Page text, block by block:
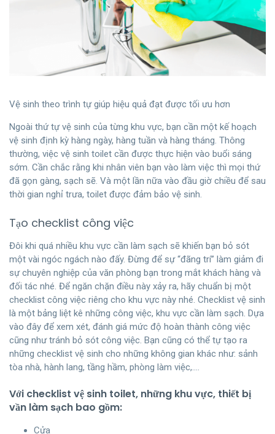
Vệ sinh theo trình tự giúp hiệu quả đạt được tối ưu hơn
Ngoài thứ tự vệ sinh của từng khu vực, bạn cần một kế hoạch
vệ sinh định kỳ hàng ngày, hàng tuần và hàng tháng. Thông
thường, việc vệ sinh toilet cần được thực hiện vào buổi sáng
sớm. Cần chắc rằng khi nhân viên bạn vào làm việc thì mọi thứ
đã gọn gàng, sạch sẽ. Và một lần nữa vào đầu giờ chiều để sau
thời gian nghỉ trưa, toilet được đảm bảo vệ sinh.
Tạo checklist công việc
Đôi khi quá nhiều khu vực cần làm sạch sẽ khiến bạn bỏ sót
một vài ngóc ngách nào đấy. Đừng để sự “đãng trí” làm giảm đi
sự chuyên nghiệp của văn phòng bạn trong mắt khách hàng và
đối tác nhé. Để ngăn chặn điều này xảy ra, hãy chuẩn bị một
checklist công việc riêng cho khu vực này nhé. Checklist vệ sinh
là một bảng liệt kê những công việc, khu vực cần làm sạch. Dựa
vào đây để xem xét, đánh giá mức độ hoàn thành công việc
cũng như tránh bỏ sót công việc. Bạn cũng có thể tự tạo ra
những checklist vệ sinh cho những không gian khác như: sảnh
tòa nhà, hành lang, tầng hầm, phòng làm việc,….
Với checklist vệ sinh toilet, những khu vực, thiết bị
vần làm sạch bao gồm:
Cửa